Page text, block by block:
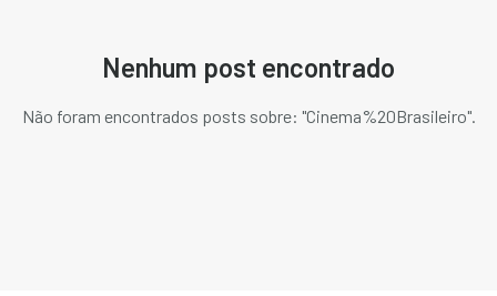
Nenhum post encontrado
Não foram encontrados posts sobre: "Cinema%20Brasileiro".